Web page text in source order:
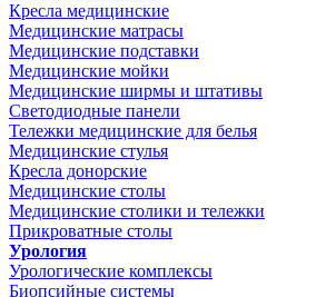
Кресла медицинские
Медицинские матрасы
Медицинские подставки
Медицинские мойки
Медицинские ширмы и штативы
Светодиодные панели
Тележки медицинские для белья
Медицинские стулья
Кресла донорские
Медицинские столы
Медицинские столики и тележки
Прикроватные столы
Урология
Урологические комплексы
Биопсийные системы